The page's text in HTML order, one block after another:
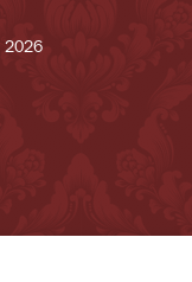
2026